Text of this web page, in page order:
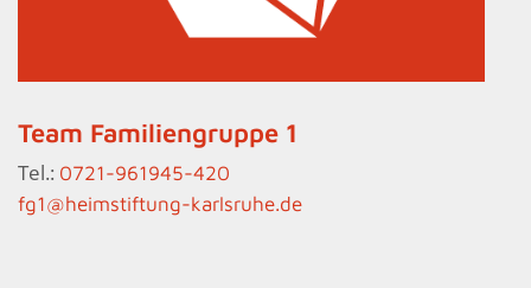
Team Familiengruppe 1
Tel.: 0721-961945-420
fg1@heimstiftung-karlsruhe.de